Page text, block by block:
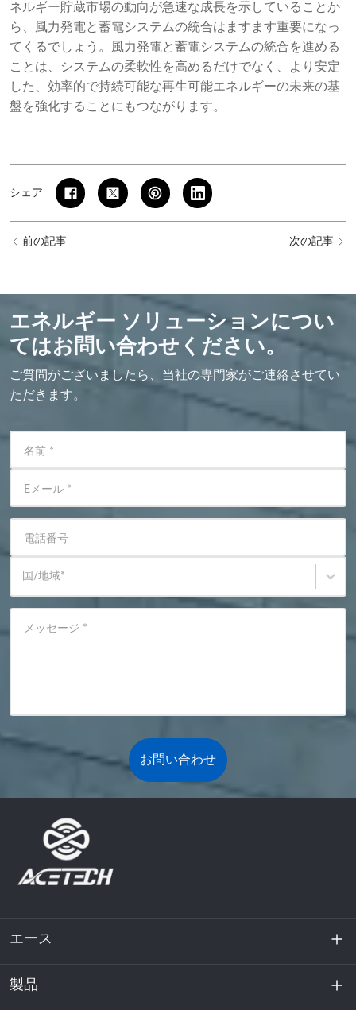
ネルギー貯蔵市場の動向が急速な成長を示していることか
ら、風力発電と蓄電システムの統合はますます重要になっ
てくるでしょう。風力発電と蓄電システムの統合を進める
ことは、システムの柔軟性を高めるだけでなく、より安定
した、効率的で持続可能な再生可能エネルギーの未来の基
盤を強化することにもつながります。
シェア
前の記事 次の記事
エネルギー ソリューションについ
てはお問い合わせください。
ご質問がございましたら、当社の専門家がご連絡させてい
ただきます。
名前 *
Eメール *
電話番号
国/地域*
メッセージ *
お問い合わせ
エース
私たちに関しては
製品